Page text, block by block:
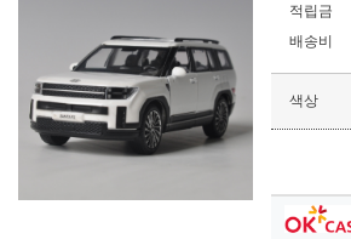
적립금
배송비
색상